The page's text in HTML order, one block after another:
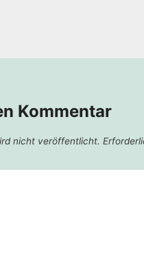
Kommentar
nicht veröffentlicht.